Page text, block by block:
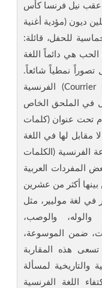
نيل فرنسا كأس
ديون (مؤدية أغنية
للحفل، قائلة:
هي دائماً اللغة
تصوراً نمطياً شائعاً.
لكن مجلة (البريد الدولي-Courrier International) الفرنسية
في الملحق الخاص
أصدرته في ديسمبر من العام 2016م تحت عنوان (كلمات
مقابل لها في اللغة
(الكلمات
المفردات العربية
أكثر من عشرين
لغة موليير، مثل
والوصب،
ضمن الموسوعة،
هذه المقاربة
والتاريخية لمسألة
اللغة الفرنسية